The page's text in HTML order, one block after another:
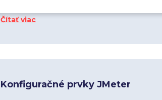
Čítať viac
Konfiguračné prvky JMeter